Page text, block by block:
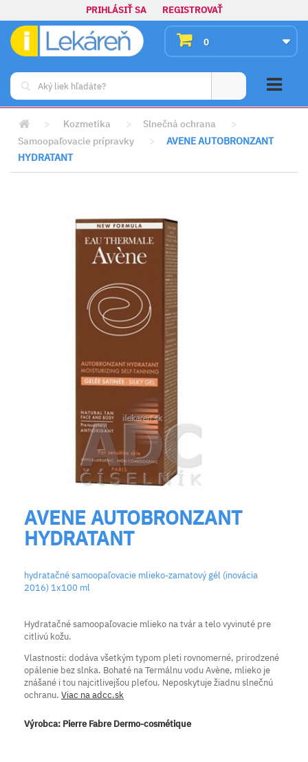
PRIHLÁSIŤ SA REGISTROVAŤ
0
> Kozmetika > Slnečná ochrana
>
Samoopaľovacie prípravky
>
AVENE AUTOBRONZANT
HYDRATANT
AVENE AUTOBRONZANT
HYDRATANT
hydratačné samoopaľovacie mlieko-zamatový gél (inovácia
2016) 1x100 ml
Hydratačné samoopaľovacie mlieko na tvár a telo vyvinuté pre
citlivú kožu.
Vlastnosti: dodáva všetkým typom pleti rovnomerné, prirodzené
opálenie bez slnka. Bohaté na Termálnu vodu Avène, mlieko je
znášané i tou najcitlivejšou pleťou. Neposkytuje žiadnu slnečnú
ochranu. Viac na adcc.sk
Výrobca: Pierre Fabre Dermo-cosmétique